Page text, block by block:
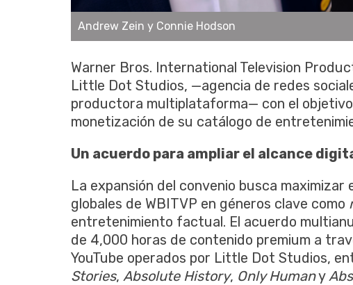
Andrew Zein y Connie Hodson
Warner Bros. International Television
Little Dot Studios, —agencia de redes
productora multiplataforma— con el
monetización de su catálogo de
Un acuerdo para ampliar el alcance
La expansión del convenio busca maximizar
globales de WBITVP en géneros clave como
entretenimiento factual. El acuerdo
de 4,000 horas de contenido premium a
YouTube operados por Little Dot Studios,
Stories, Absolute History, Only Humany